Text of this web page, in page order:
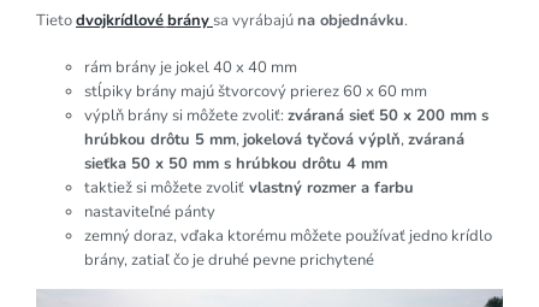
Tietodvojkrídlovébránysa vyrábajúna objednávku.
rám brány je jokel 40 x 40 mm
stĺpiky brány majú štvorcový prierez 60 x 60 mm
výplň brány si môžete zvoliť: zváraná sieť 50 x 200 mm s
hrúbkou drôtu 5 mm,jokelová tyčová výplň,zváraná
sieťka 50 x 50 mm s hrúbkou drôtu 4 mm
taktiež si môžete zvoliť vlastný rozmer a farbu
nastaviteľné pánty
zemný doraz, vďaka ktorému môžete používať jedno krídlo
brány, zatiaľ čo je druhé pevne prichytené